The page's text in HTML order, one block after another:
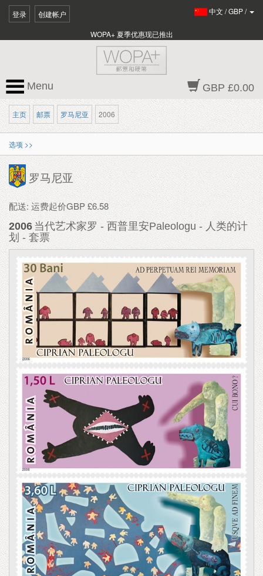
登录 创建帐户 中文 /GBP/
WOPA+ 夏季优惠现已推出
GBP £0.00
Menu
主页 邮票 罗马尼亚 2006
选项 >>
罗马尼亚
配送: 运费起价GBP £6.58
2006 当代艺术家罗 - 西普里安Paleologu - 人类的计
划 - 套票